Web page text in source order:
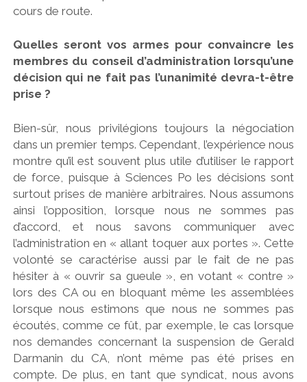
cours de route.
Quelles seront vos armes pour convaincre les
membres du conseil d’administration lorsqu’une
décision qui ne fait pas l’unanimité devra-t-être
prise ?
Bien-sûr, nous privilégions toujours la négociation
dans un premier temps. Cependant, l’expérience nous
montre qu’il est souvent plus utile d’utiliser le rapport
de force, puisque à Sciences Po les décisions sont
surtout prises de manière arbitraires. Nous assumons
ainsi l’opposition, lorsque nous ne sommes pas
d’accord, et nous savons communiquer avec
l’administration en « allant toquer aux portes ». Cette
volonté se caractérise aussi par le fait de ne pas
hésiter à « ouvrir sa gueule », en votant « contre »
lors des CA ou en bloquant même les assemblées
lorsque nous estimons que nous ne sommes pas
écoutés, comme ce fût, par exemple, le cas lorsque
nos demandes concernant la suspension de Gerald
Darmanin du CA, n’ont même pas été prises en
compte. De plus, en tant que syndicat, nous avons